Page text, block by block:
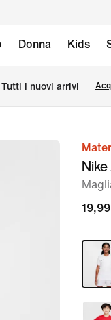
Donna Kids
Tutti i nuovi arrivi
immagine